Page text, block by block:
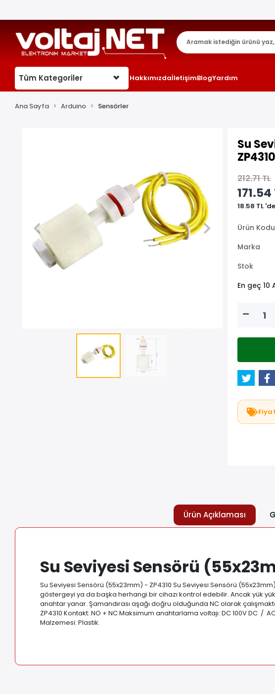
Tüm Kategoriler HakkımızdaİletişimBlogYardım
Ana Sayfa Arduino Sensörler
Su
ZP4310
212.71 TL
171.54
18.58 TL
Ürün Kodu
Marka
Stok
En geç
Ürün Açıklaması
Su Seviyesi Sensörü
Su Seviyesi Sensörü (55x23mm) - ZP4310 Su Seviyesi Sensörü (55x23mm)
göstergeyi ya da başka herhangi bir cihazı kontrol edebilir. Ancak yük
anahtar yanar. Şamandırası aşağı doğru olduğunda NC olarak
ZP4310 Kontakt: NO + NC Maksimum anahtarlama voltajı: DC 100V DC /
Malzemesi: Plastik.